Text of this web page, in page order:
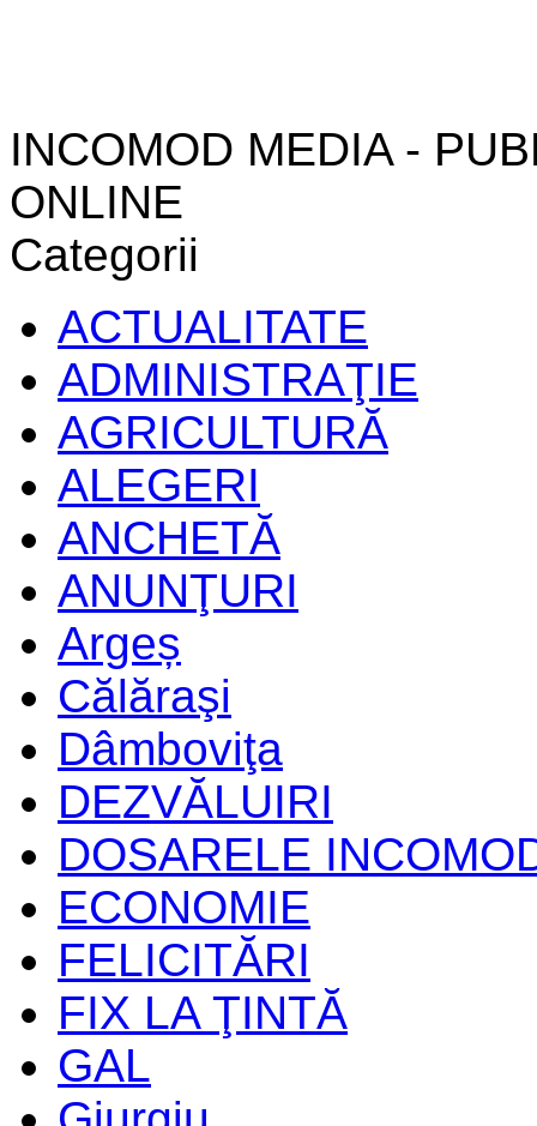
INCOMOD MEDIA -
ONLINE
Categorii
ACTUALITATE
ADMINISTRAŢIE
AGRICULTURĂ
ALEGERI
ANCHETĂ
ANUNŢURI
Argeș
Călăraşi
Dâmboviţa
DEZVĂLUIRI
DOSARELE
ECONOMIE
FELICITĂRI
FIX LA ŢINTĂ
GAL